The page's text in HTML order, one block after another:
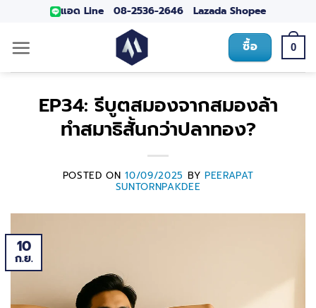
แอด Line 08-2536-2646 Lazada Shopee
ซื้อ 0
EP34: รีบูตสมองจากสมองล้า
ทำสมาธิสั้นกว่าปลาทอง?
POSTED ON10/09/2025 BY PEERAPAT
SUNTORNPAKDEE
10
ก.ย.